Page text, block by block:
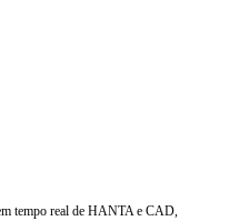
tempo real de HANTA e CAD,